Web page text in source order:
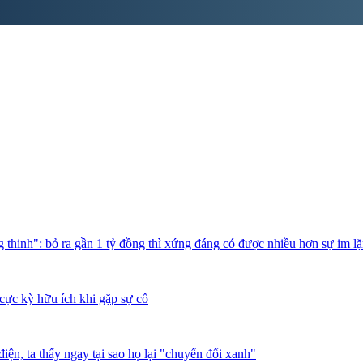
bỏ ra gần 1 tỷ đồng thì xứng đáng có được nhiều hơn sự im
kỳ hữu ích khi gặp sự cố
ta thấy ngay tại sao họ lại "chuyển đổi xanh"